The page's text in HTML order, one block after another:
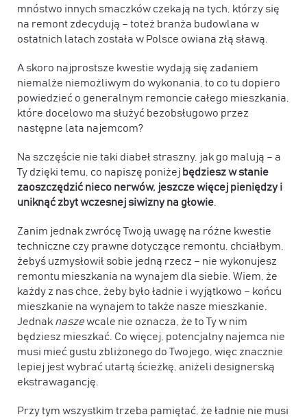
mnóstwo innych smaczków czekają na tych, którzy się
na remont zdecydują – toteż branża budowlana w
ostatnich latach została w Polsce owiana złą sławą.
A skoro najprostsze kwestie wydają się zadaniem
niemalże niemożliwym do wykonania, to co tu dopiero
powiedzieć o generalnym remoncie całego mieszkania,
które docelowo ma służyć bezobsługowo przez
następne lata najemcom?
Na szczęście nie taki diabeł straszny, jak go malują – a
Ty dzięki temu, co napiszę poniżej będziesz w stanie
zaoszczędzić nieco nerwów, jeszcze więcej pieniędzy i
uniknąć zbyt wczesnej siwizny na głowie.
Zanim jednak zwrócę Twoją uwagę na różne kwestie
techniczne czy prawne dotyczące remontu, chciałbym,
żebyś uzmysłowił sobie jedną rzecz – nie wykonujesz
remontu mieszkania na wynajem dla siebie. Wiem, że
każdy z nas chce, żeby było ładnie i wyjątkowo – końcu
mieszkanie na wynajem to także nasze mieszkanie.
Jednak naszewcale nie oznacza, że to Ty w nim
będziesz mieszkać. Co więcej, potencjalny najemca nie
musi mieć gustu zbliżonego do Twojego, więc znacznie
lepiej jest wybrać utartą ścieżkę, aniżeli designerską
ekstrawagancję.
Przy tym wszystkim trzeba pamiętać, że ładnie nie musi